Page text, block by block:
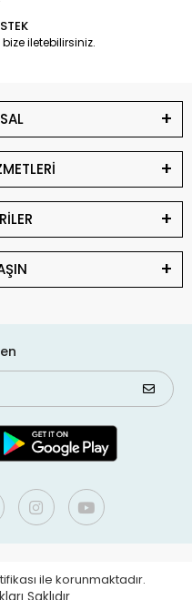
iletebilirsiniz.
ile korunmaktadır.